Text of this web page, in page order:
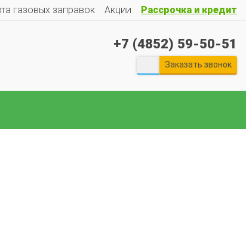
газовых заправок Акции Рассрочка и кредит
+7 (4852) 59-50-51
Заказать звонок